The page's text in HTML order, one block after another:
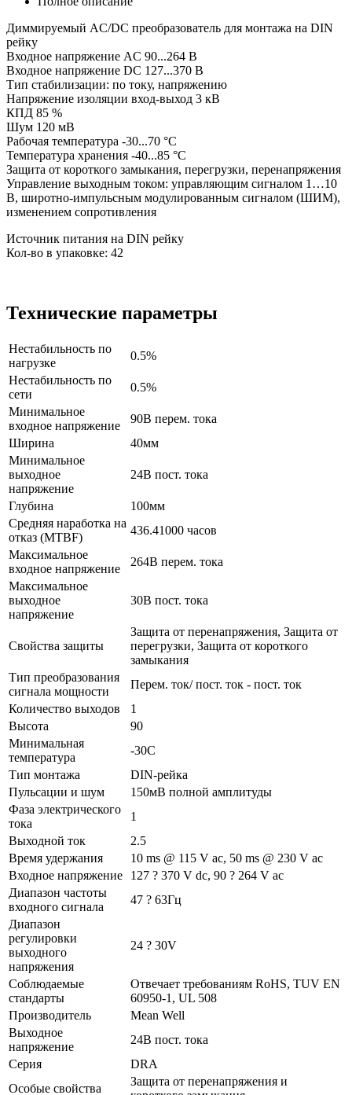
Диммируемый AC/DC преобразователь для монтажа на DIN
рейку
Входное напряжение AC 90...264 В
Входное напряжение DC 127...370 В
Тип стабилизации: по току, напряжению
Напряжение изоляции вход-выход 3 кВ
КПД 85 %
Шум 120 мВ
Рабочая температура -30...70 °C
Температура хранения -40...85 °C
Защита от короткого замыкания, перегрузки, перенапряжения
Управление выходным током: управляющим сигналом 1…10
В, широтно-импульсным модулированным сигналом (ШИМ),
изменением сопротивления
Источник питания на DIN рейку
Кол-во в упаковке: 42
Технические параметры
Нестабильность по
нагрузке
0.5%
Нестабильность по
сети
0.5%
Минимальное
входное напряжение
90В перем. тока
Ширина
40мм
Минимальное
выходное
напряжение
24В пост. тока
Глубина
100мм
Средняя наработка на
отказ (MTBF)
436.41000 часов
Максимальное
входное напряжение
264В перем. тока
Максимальное
выходное
напряжение
30В пост. тока
Свойства защиты
Защита от перенапряжения, Защита от
перегрузки, Защита от короткого
замыкания
Тип преобразования
сигнала мощности
Перем. ток/ пост. ток - пост. ток
Количество выходов
1
Высота
90
Минимальная
температура
-30C
Тип монтажа
DIN-рейка
Пульсации и шум
150мВ полной амплитуды
Фаза электрического
тока
1
Выходной ток
2.5
Время удержания
10 ms @ 115 V ac, 50 ms @ 230 V ac
Входное напряжение
127 ? 370 V dc, 90 ? 264 V ac
Диапазон частоты
входного сигнала
47 ? 63Гц
Диапазон
регулировки
выходного
напряжения
24 ? 30V
Соблюдаемые
стандарты
Отвечает требованиям RoHS, TUV EN
60950-1, UL 508
Производитель
Mean Well
Выходное
напряжение
24В пост. тока
Серия
DRA
Особые свойства
Защита от перенапряжения и